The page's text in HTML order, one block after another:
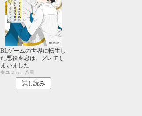
BLゲームの世界に転生し
た悪役令息は、グレてし
まいました
奏ユミカ、八重
試し読み